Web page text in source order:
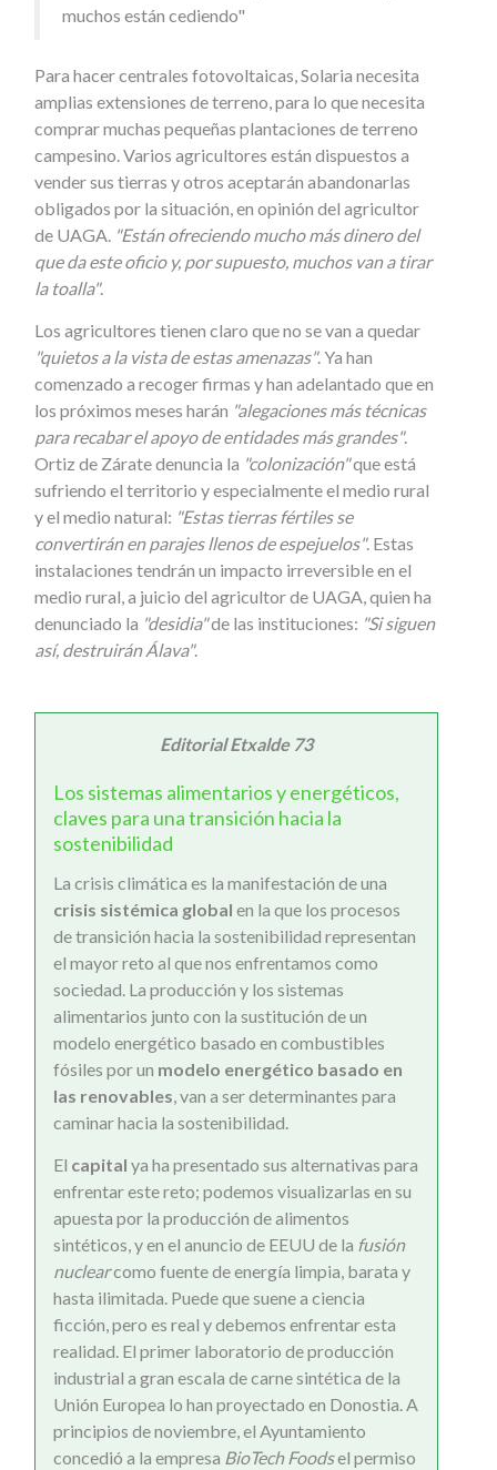
muchos están cediendo"
Para hacer centrales fotovoltaicas, Solaria necesita
amplias extensiones de terreno, para lo que necesita
comprar muchas pequeñas plantaciones de terreno
campesino. Varios agricultores están dispuestos a
vender sus tierras y otros aceptarán abandonarlas
obligados por la situación, en opinión del agricultor
de UAGA. "Están ofreciendo mucho más dinero del
que da este oficio y, por supuesto, muchos van a tirar
la toalla".
Los agricultores tienen claro que no se van a quedar
"quietos a la vista de estas amenazas". Ya han
comenzado a recoger firmas y han adelantado que en
los próximos meses harán "alegaciones más técnicas
para recabar el apoyo de entidades más grandes".
Ortiz de Zárate denuncia la "colonización"que está
sufriendo el territorio y especialmente el medio rural
y el medio natural: "Estas tierras fértiles se
convertirán en parajes llenos de espejuelos". Estas
instalaciones tendrán un impacto irreversible en el
medio rural, a juicio del agricultor de UAGA, quien ha
denunciado la "desidia"de las instituciones: "Si siguen
así, destruirán Álava".
Editorial Etxalde 73
Los sistemas alimentarios y energéticos,
claves para una transición hacia la
sostenibilidad
La crisis climática es la manifestación de una
crisis sistémica global en la que los procesos
de transición hacia la sostenibilidad representan
el mayor reto al que nos enfrentamos como
sociedad. La producción y los sistemas
alimentarios junto con la sustitución de un
modelo energético basado en combustibles
fósiles por un modelo energético basado en
las renovables , van a ser determinantes para
caminar hacia la sostenibilidad.
El capital ya ha presentado sus alternativas para
enfrentar este reto; podemos visualizarlas en su
apuesta por la producción de alimentos
sintéticos, y en el anuncio de EEUU de la fusión
nuclearcomo fuente de energía limpia, barata y
hasta ilimitada. Puede que suene a ciencia
ficción, pero es real y debemos enfrentar esta
realidad. El primer laboratorio de producción
industrial a gran escala de carne sintética de la
Unión Europea lo han proyectado en Donostia. A
principios de noviembre, el Ayuntamiento
concedió a la empresa BioTech Foodsel permiso